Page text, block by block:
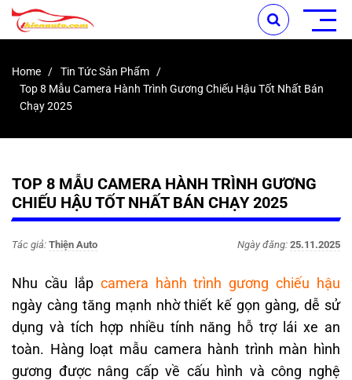
Home
Tin Tức Sản Phẩm
Top 8 Mẫu Camera Hành Trình Gương Chiếu Hậu Tốt Nhất Bán
Chạy 2025
TOP 8 MẪU CAMERA HÀNH TRÌNH GƯƠNG
CHIẾU HẬU TỐT NHẤT BÁN CHẠY 2025
Tác giả: Thiện Auto Ngày đăng: 25.11.2025
Nhu cầu lắp camera hành trình gương chiếu hậu
ngày càng tăng mạnh nhờ thiết kế gọn gàng, dễ sử
dụng và tích hợp nhiều tính năng hỗ trợ lái xe an
toàn. Hàng loạt mẫu camera hành trình màn hình
gương được nâng cấp về cấu hình và công nghệ